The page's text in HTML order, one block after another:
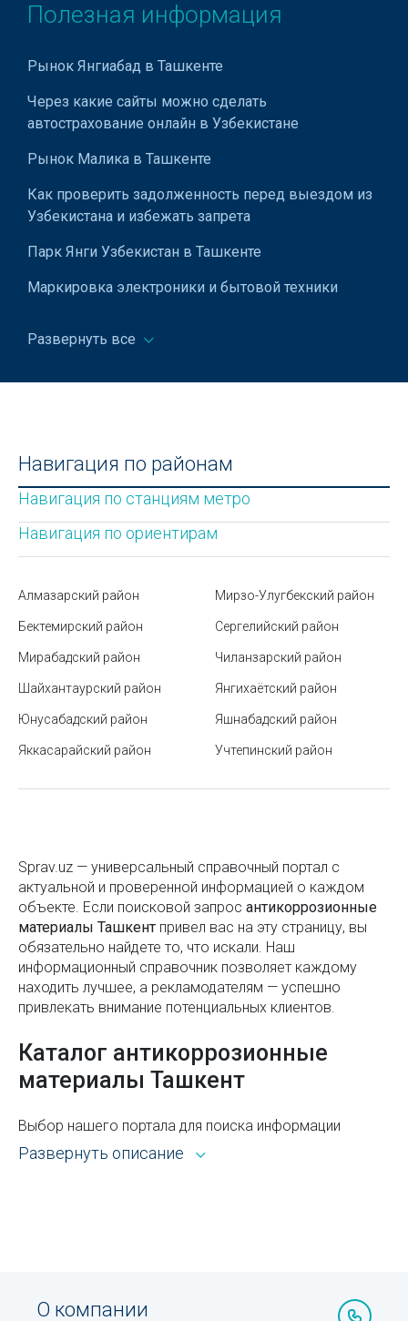
Полезная информация
Рынок Янгиабад в Ташкенте
Через какие сайты можно сделать
автострахование онлайн в Узбекистане
Рынок Малика в Ташкенте
Как проверить задолженность перед выездом из
Узбекистана и избежать запрета
Парк Янги Узбекистан в Ташкенте
Маркировка электроники и бытовой техники
системами учета
Как научиться плавать?
Как успешно пройти собеседование на работу
Янгихаётский район
Станция метро Дустлик
Районы Ташкента
Маркировка моторных масел
Тарифы ЖКХ в Ташкенте и Узбекистане
Гимн Узбекистана
Маркетинговые исследования и разработка новых
Ташкенте
Узбекский театр музыкальной драмы и комедии
имени Мукими в Ташкенте
Как получить образовательный кредит в
Узбекистане
Международный Караван-Сарай культуры Икуо
Хираямы
Рейтинг стран мира по площади и населению
Как законно установить лежачий полицейский?
в Узбекистане
Развернуть все
Навигация по районам
Навигация по станциям метро
Навигация по ориентирам
Алмазарский район
Бектемирский район
Мирабадский район
Мирзо-Улугбекский район
Сергелийский район
Чиланзарский район
Шайхантаурский район
Юнусабадский район
Яккасарайский район
Янгихаётский район
Яшнабадский район
Учтепинский район
Sprav.uz — универсальный справочный портал с
актуальной и проверенной информацией о каждом
объекте. Если поисковой запроc антикоррозионные
материалы Ташкент привел вас на эту страницу, вы
обязательно найдете то, что искали. Наш
информационный справочник позволяет каждому
находить лучшее, а рекламодателям — успешно
привлекать внимание потенциальных клиентов.
Каталог антикоррозионные
материалы Ташкент
Выбор нашего портала для поиска информации
открывает широкие возможности. Каталог Sprav для
пользователей и рекламодателей — это:
Возможность сортировать объекты по районам,
Развернуть описание
О компании